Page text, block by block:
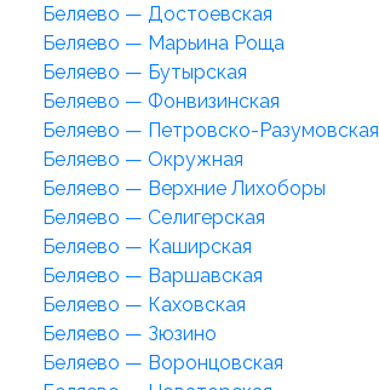
Беляево — Достоевская
Беляево — Марьина Роща
Беляево — Бутырская
Беляево — Фонвизинская
Беляево — Петровско-Разумовская
Беляево — Окружная
Беляево — Верхние Лихоборы
Беляево — Селигерская
Беляево — Каширская
Беляево — Варшавская
Беляево — Каховская
Беляево — Зюзино
Беляево — Воронцовская